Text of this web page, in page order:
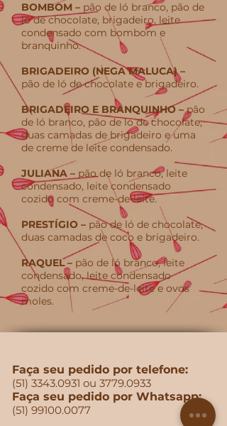
BOMBOM – pão de ló branco, pão de
ló de chocolate, brigadeiro, leite
condensado com bombom e
branquinho.
BRIGADEIRO (NEGA MALUCA) –
pão de ló de chocolate e brigadeiro.
BRIGADEIRO E BRANQUINHO –pão
de ló branco, pão de ló de chocolate,
duas camadas de brigadeiro e uma
de creme de leite condensado.
JULIANA – pão de ló branco, leite
condensado, leite condensado
cozido com creme-de-leite.
PRESTÍGIO – pão de ló de chocolate,
duas camadas de coco e brigadeiro.
RAQUEL – pão de ló branco, leite
condensado, leite condensado
cozido com creme-de-leite e ovos
moles.
Faça seu pedido por telefone:
(51) 3343.0931 ou 3779.0933
Faça seu pedido por Whatsapp:
(51) 99100.0077